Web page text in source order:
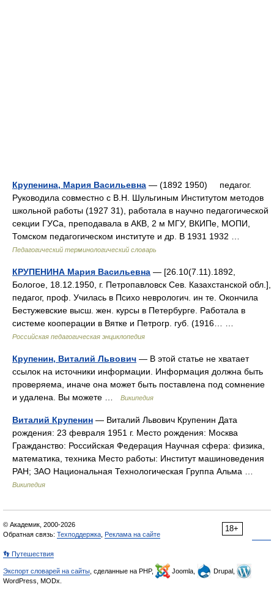
Крупенина, Мария Васильевна — (1892 1950) педагог.
Руководила совместно с В.Н. Шульгиным Институтом методов
школьной работы (1927 31), работала в научно педагогической
секции ГУСа, преподавала в АКВ, 2 м МГУ, ВКИПе, МОПИ,
Томском педагогическом институте и др. В 1931 1932 …
Педагогический терминологический словарь
КРУПЕНИНА Мария Васильевна — [26.10(7.11).1892,
Бологое, 18.12.1950, г. Петропавловск Сев. Казахстанской обл.],
педагог, проф. Училась в Психо неврологич. ин те. Окончила
Бестужевские высш. жен. курсы в Петербурге. Работала в
системе кооперации в Вятке и Петрогр. губ. (1916… …
Российская педагогическая энциклопедия
Крупенин, Виталий Львович — В этой статье не хватает
ссылок на источники информации. Информация должна быть
проверяема, иначе она может быть поставлена под сомнение
и удалена. Вы можете …
Википедия
Виталий Крупенин — Виталий Львович Крупенин Дата
рождения: 23 февраля 1951 г. Место рождения: Москва
Гражданство: Российская Федерация Научная сфера: физика,
математика, техника Место работы: Институт машиноведения
РАН; ЗАО Национальная Технологическая Группа Альма …
Википедия
18+
© Академик, 2000-2026
Обратная связь: Техподдержка Реклама на сайте
👣 Путешествия
Экспорт словарей на сайты , сделанные на PHP, Joomla,
Drupal,
WordPress, MODx.